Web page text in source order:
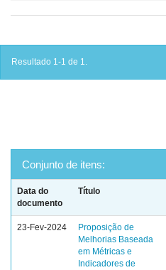
Resultado 1-1 de 1.
Conjunto de itens:
Data do
documento
Título
23-Fev-2024
Proposição de
Melhorias Baseada
em Métricas e
Indicadores de